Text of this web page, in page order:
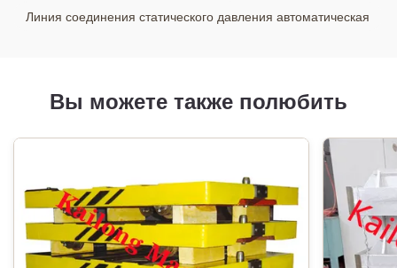
низкое обслуживание
moulding_adaptability:
moulding_flexibility:
Высокая гибкость
Линия соединения статического давления автоматическая
Вы можете также полюбить